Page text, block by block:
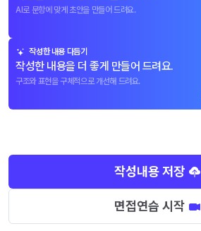
AI로 문항에 맞게 초안을 만들어 드려요.
작성한 내용 다듬기
작성한 내용을 더 좋게 만들어 드려요.
구조와 표현을 구체적으로 개선해 드려요.
작성내용 저장
면접연습 시작